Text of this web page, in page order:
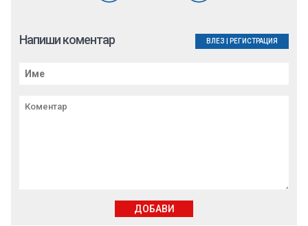
Напиши коментар ВЛЕЗ РЕГИСТРАЦИЯ
ДОБАВИ